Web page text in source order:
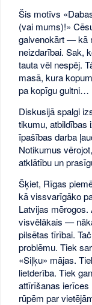
Šis motīvs
(vai mums)!»
galvenokārt — kā
neizdarībai. Sak,
tauta vēl nespēj.
masā, kura
pa kopīgu gultni…
Diskusijā spalgi
tikumu, atbildības
īpašības darba
Notikumus
atklātību un
Šķiet, Rīgas
kā vissvarīgāko
Latvijas
visvēlākais —
pilsētas tīrībai.
problēmu. Tiek
«Siļķu» mājas.
lietderība. Tiek
attīrīšanas ierīces
rūpēm par